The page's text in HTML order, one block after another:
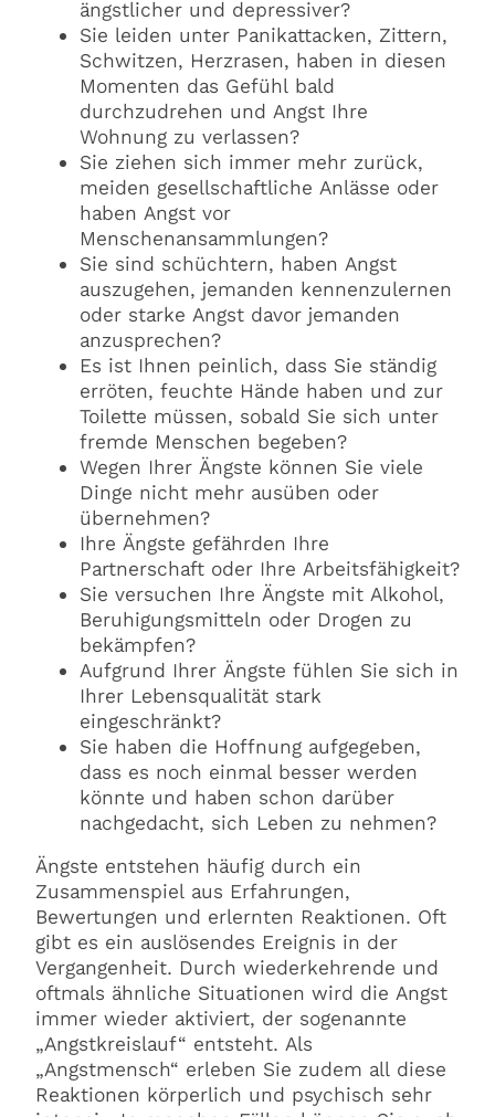
ängstlicher und depressiver?
Sie leiden unter Panikattacken, Zittern,
Schwitzen, Herzrasen, haben in diesen
Momenten das Gefühl bald
durchzudrehen und Angst Ihre
Wohnung zu verlassen?
Sie ziehen sich immer mehr zurück,
meiden gesellschaftliche Anlässe oder
haben Angst vor
Menschenansammlungen?
Sie sind schüchtern, haben Angst
auszugehen, jemanden kennenzulernen
oder starke Angst davor jemanden
anzusprechen?
Es ist Ihnen peinlich, dass Sie ständig
erröten, feuchte Hände haben und zur
Toilette müssen, sobald Sie sich unter
fremde Menschen begeben?
Wegen Ihrer Ängste können Sie viele
Dinge nicht mehr ausüben oder
übernehmen?
Ihre Ängste gefährden Ihre
Partnerschaft oder Ihre Arbeitsfähigkeit?
Sie versuchen Ihre Ängste mit Alkohol,
Beruhigungsmitteln oder Drogen zu
bekämpfen?
Aufgrund Ihrer Ängste fühlen Sie sich in
Ihrer Lebensqualität stark
eingeschränkt?
Sie haben die Hoffnung aufgegeben,
dass es noch einmal besser werden
könnte und haben schon darüber
nachgedacht, sich Leben zu nehmen?
Ängste entstehen häufig durch ein
Zusammenspiel aus Erfahrungen,
Bewertungen und erlernten Reaktionen. Oft
gibt es ein auslösendes Ereignis in der
Vergangenheit. Durch wiederkehrende und
oftmals ähnliche Situationen wird die Angst
immer wieder aktiviert, der sogenannte
„Angstkreislauf“ entsteht. Als
„Angstmensch“ erleben Sie zudem all diese
Reaktionen körperlich und psychisch sehr